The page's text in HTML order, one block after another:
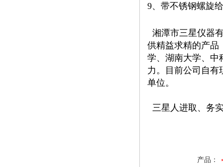
9、带不锈钢螺旋
湘潭市三星仪器
供精益求精的产品
学、湖南大学、中
力。目前公司自有
单位。
三星人进取、务
产品：